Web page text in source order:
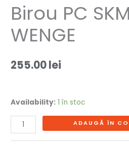
Birou PC
WENGE
255.00lei
Availability: 1 în stoc
ADAUGĂ ÎN